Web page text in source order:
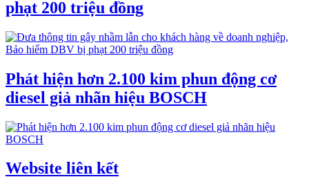
phạt 200 triệu đồng
Phát hiện hơn 2.100 kim phun động cơ
diesel giả nhãn hiệu BOSCH
Website liên kết